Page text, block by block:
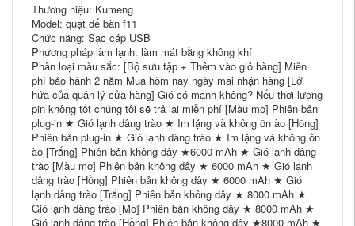
Thương hiệu: Kumeng
Model: quạt để bàn f11
Chức năng: Sạc cáp USB
Phương pháp làm lạnh: làm mát bằng không khí
Phân loại màu sắc: [Bộ sưu tập + Thêm vào giỏ hàng] Miễn
phí bảo hành 2 năm Mua hôm nay ngày mai nhận hàng [Lời
hứa của quản lý cửa hàng] Gió có mạnh không? Nếu thời lượng
pin không tốt chúng tôi sẽ trả lại miễn phí [Màu mơ] Phiên bản
plug-in ★ Gió lạnh dâng trào ★ Im lặng và không ồn ào [Hồng]
Phiên bản plug-in ★ Gió lạnh dâng trào ★ Im lặng và không ồn
ào [Trắng] Phiên bản không dây ★6000 mAh ★ Gió lạnh dâng
trào [Màu mơ] Phiên bản không dây ★ 6000 mAh ★ Gió lạnh
dâng trào [Hồng] Phiên bản không dây ★ 6000 mAh ★ Gió
lạnh dâng trào [Trắng] Phiên bản không dây ★ 8000 mAh ★
Gió lạnh dâng trào [Mơ] Phiên bản không dây ★ 8000 mAh ★
Gió lạnh dâng trào [Hồng] Phiên bản không dây ★8000 mAh ★